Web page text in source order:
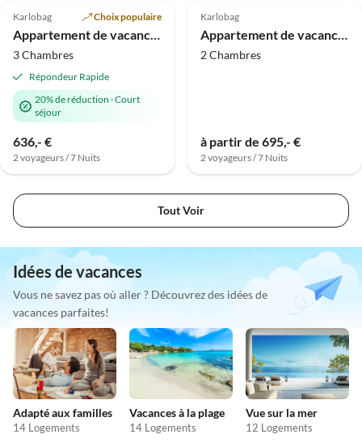
Karlobag Choix populaire
Appartement de vacances Braja - Top 3
3 Chambres
Répondeur Rapide
20% de réduction ·Court
séjour
636,- €
2 voyageurs / 7 Nuits
Karlobag
Appartement de vacances Amaris sur la plage - top 2
2 Chambres
à partir de 695,- €
2 voyageurs / 7 Nuits
Tout Voir
Idées de vacances
Vous ne savez pas où aller ? Découvrez des idées de
vacances parfaites!
Adapté aux familles
14 Logements
Vacances à la plage
14 Logements
Vue sur la mer
12 Logements